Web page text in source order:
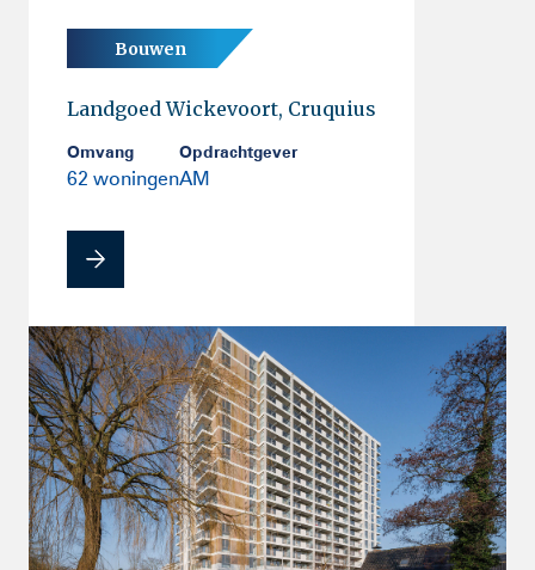
Bouwen
Landgoed Wickevoort, Cruquius
Omvang
62 woningen
Opdrachtgever
AM